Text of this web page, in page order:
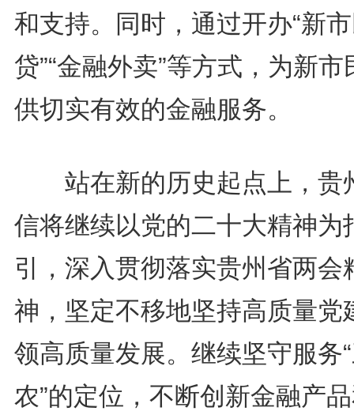
和支持。同时，通过开办“新
贷”“金融外卖”等方式，为新市
供切实有效的金融服务。
站在新的历史起点上，贵
信将继续以党的二十大精神为
引，深入贯彻落实贵州省两会
神，坚定不移地坚持高质量党
领高质量发展。继续坚守服务
农”的定位，不断创新金融产